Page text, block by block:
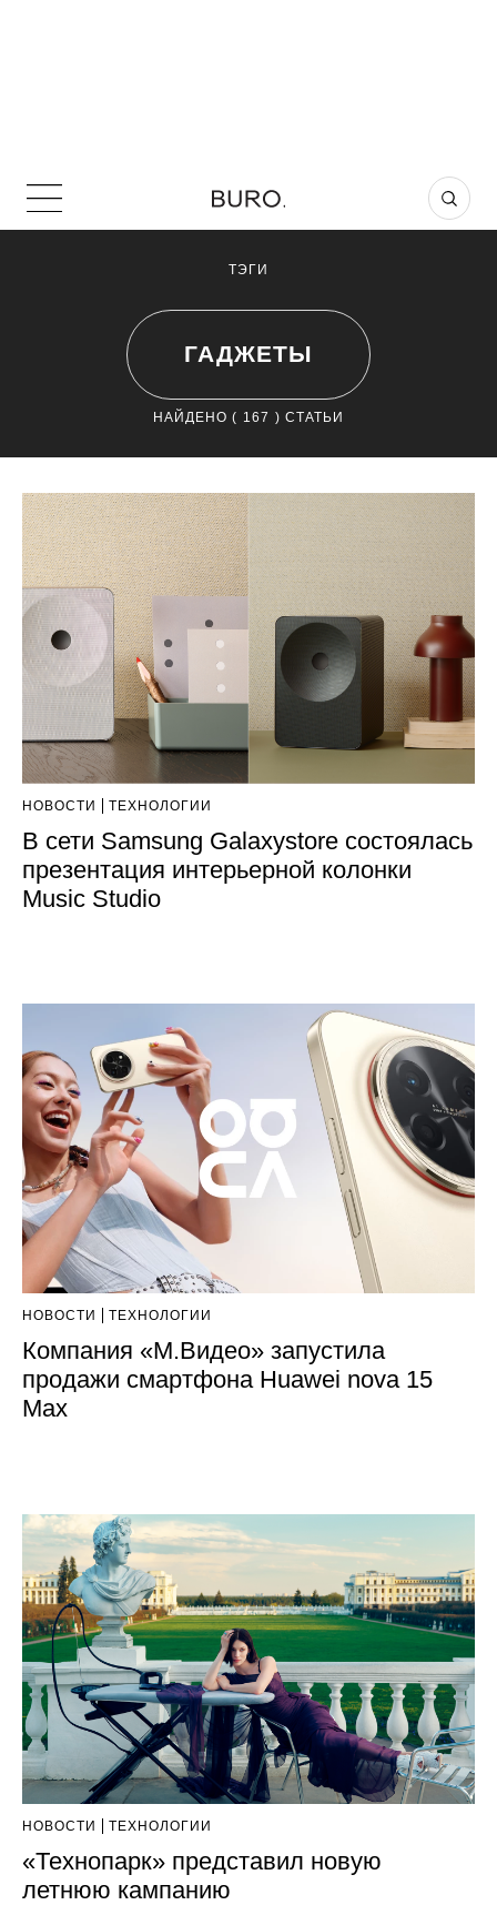
ТЭГИ
ГАДЖЕТЫ
НАЙДЕНО ( 167 ) СТАТЬИ
НОВОСТИ ТЕХНОЛОГИИ
В сети Samsung Galaxystore состоялась
презентация интерьерной колонки
Music Studio
НОВОСТИ ТЕХНОЛОГИИ
Компания «М.Видео» запустила
продажи смартфона Huawei nova 15
Max
НОВОСТИ ТЕХНОЛОГИИ
«Технопарк» представил новую
летнюю кампанию